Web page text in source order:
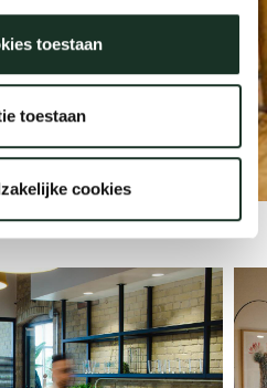
toestaan
toestaan
cookies